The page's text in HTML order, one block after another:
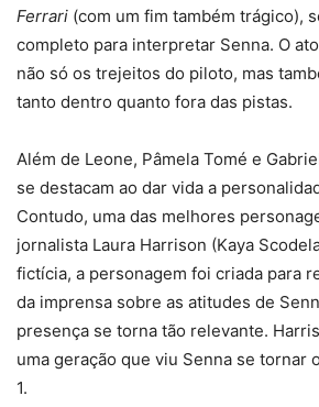
Ferrari (com um fim também trágico),
completo para interpretar Senna. O
não só os trejeitos do piloto, mas
tanto dentro quanto fora das pistas.
Além de Leone, Pâmela Tomé e
se destacam ao dar vida a
Contudo, uma das melhores
jornalista Laura Harrison (Kaya
fictícia, a personagem foi criada para
da imprensa sobre as atitudes de
presença se torna tão relevante.
uma geração que viu Senna se tornar
1.